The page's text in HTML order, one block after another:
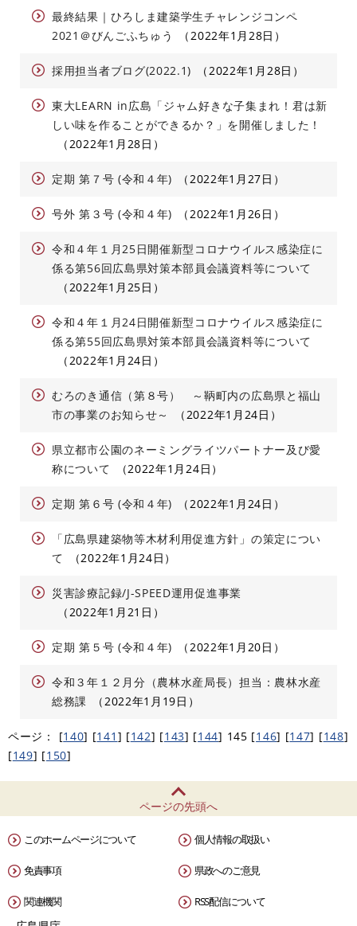
最終結果｜ひろしま建築学生チャレンジコンペ
2021＠びんごふちゅう
2022年1月28日
採用担当者ブログ(2022.1) 2022年1月28日
東大LEARN in広島「ジャム好きな子集まれ！君は新
しい味を作ることができるか？」を開催しました！
2022年1月28日
定期 第７号 (令和４年) 2022年1月27日
号外 第３号 (令和４年) 2022年1月26日
令和４年１月25日開催新型コロナウイルス感染症に
係る第56回広島県対策本部員会議資料等について
2022年1月25日
令和４年１月24日開催新型コロナウイルス感染症に
係る第55回広島県対策本部員会議資料等について
2022年1月24日
むろのき通信（第８号） ～鞆町内の広島県と福山
市の事業のお知らせ～
2022年1月24日
県立都市公園のネーミングライツパートナー及び愛
称について
2022年1月24日
定期 第６号 (令和４年) 2022年1月24日
「広島県建築物等木材利用促進方針」の策定につい
て
2022年1月24日
災害診療記録/J-SPEED運用促進事業
2022年1月21日
定期 第５号 (令和４年) 2022年1月20日
令和３年１２月分（農林水産局長）担当：農林水産
総務課
2022年1月19日
ページ： [140] [141 ] [142] [143] [144] 145 [146] [147] [148]
[149] [150]
ページの先頭へ
このホームページについて 個人情報の取扱い
免責事項 県政へのご意見
関連機関 RSS配信について